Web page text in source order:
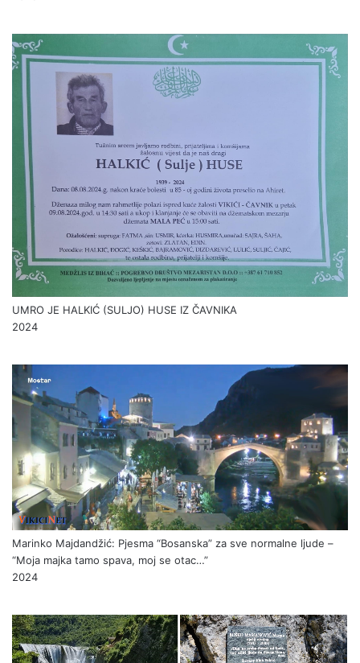
Danas asfaltiran lokalni put Laništa – Čavnik
2025
UMRO JE HALKIĆ (SULJO) HUSE IZ ČAVNIKA
2024